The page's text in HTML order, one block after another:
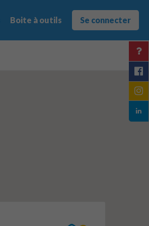
Boite à outils Se connecter